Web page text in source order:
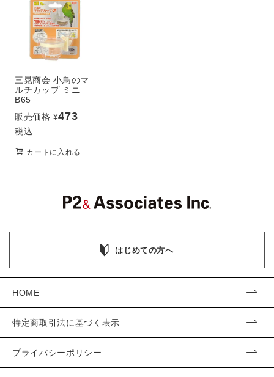
三晃商会 小鳥のマ
ルチカップ ミニ
B65
販売価格 ¥473
税込
カートに入れる
はじめての方へ
HOME
特定商取引法に基づく表示
プライバシーポリシー